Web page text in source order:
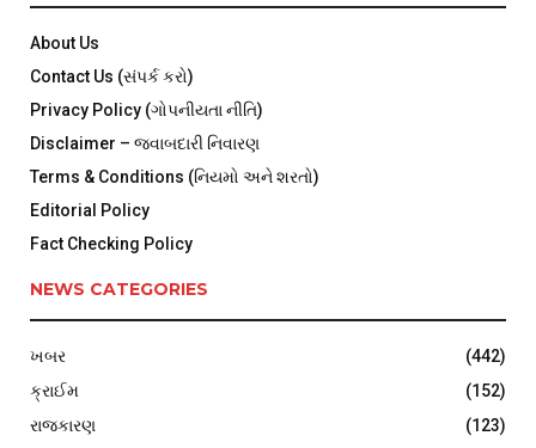
About Us
Contact Us (સંપર્ક કરો)
Privacy Policy (ગોપનીયતા નીતિ)
Disclaimer – જવાબદારી નિવારણ
Terms & Conditions (નિયમો અને શરતો)
Editorial Policy
Fact Checking Policy
NEWS CATEGORIES
ખબર
(442)
ક્રાઈમ
(152)
રાજકારણ
(123)